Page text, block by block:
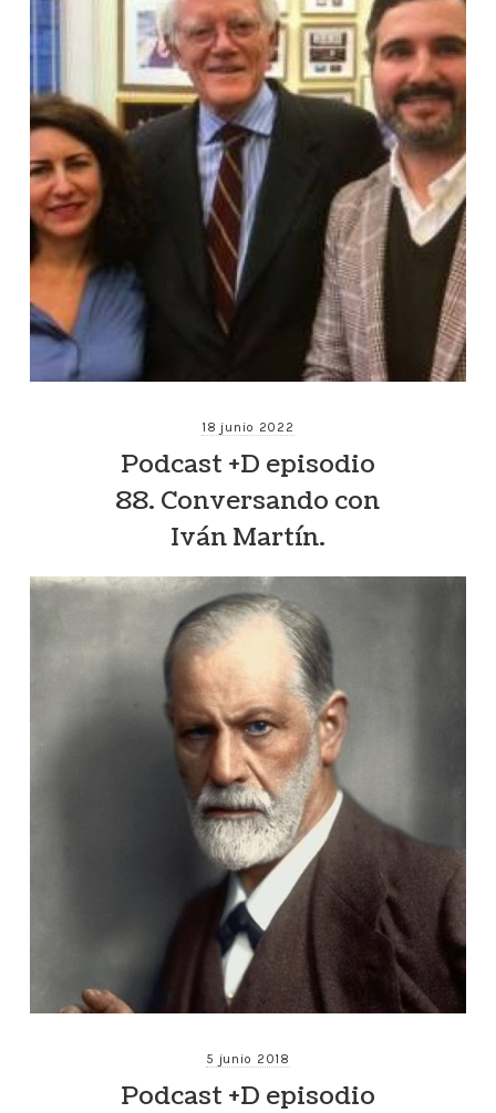
18 junio 2022
Podcast +D episodio
88. Conversando con
Iván Martín.
5 junio 2018
Podcast +D episodio